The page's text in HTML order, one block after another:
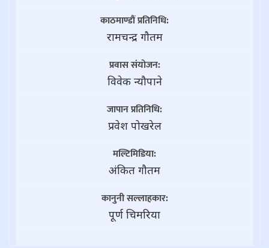
काठमाण्डौं प्रतिनिधि:
रामचन्द्र गाैतम
प्रवास संयोजन:
विवेक न्यौपाने
जापान प्रतिनिधि:
प्रवेश पोखरेल
मल्टिमिडिया:
अंकित गौतम
कानुनी सल्लाहकार:
पूर्ण चिमरिया